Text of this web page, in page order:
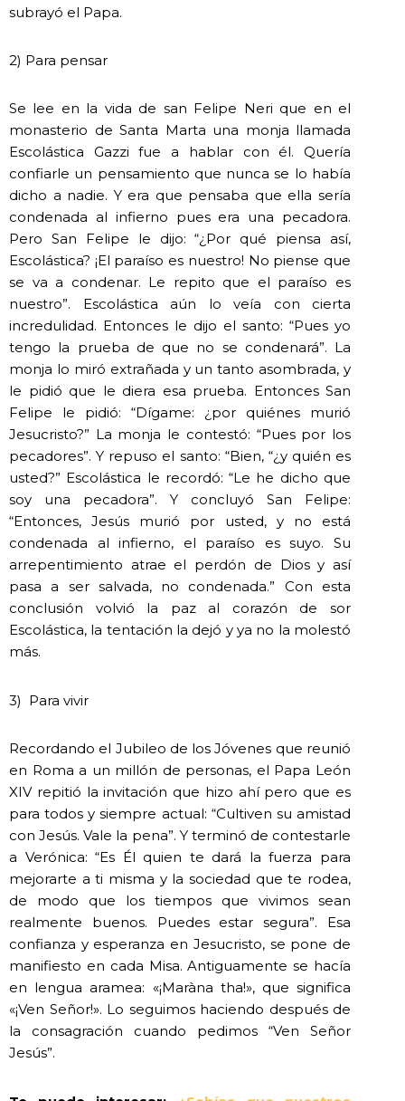
subrayó el Papa.
2) Para pensar
Se lee en la vida de san Felipe Neri que en el
monasterio de Santa Marta una monja llamada
Escolástica Gazzi fue a hablar con él. Quería
confiarle un pensamiento que nunca se lo había
dicho a nadie. Y era que pensaba que ella sería
condenada al infierno pues era una pecadora.
Pero San Felipe le dijo: “¿Por qué piensa así,
Escolástica? ¡El paraíso es nuestro! No piense que
se va a condenar. Le repito que el paraíso es
nuestro”. Escolástica aún lo veía con cierta
incredulidad. Entonces le dijo el santo: “Pues yo
tengo la prueba de que no se condenará”. La
monja lo miró extrañada y un tanto asombrada, y
le pidió que le diera esa prueba. Entonces San
Felipe le pidió: “Dígame: ¿por quiénes murió
Jesucristo?” La monja le contestó: “Pues por los
pecadores”. Y repuso el santo: “Bien, “¿y quién es
usted?” Escolástica le recordó: “Le he dicho que
soy una pecadora”. Y concluyó San Felipe:
“Entonces, Jesús murió por usted, y no está
condenada al infierno, el paraíso es suyo. Su
arrepentimiento atrae el perdón de Dios y así
pasa a ser salvada, no condenada.” Con esta
conclusión volvió la paz al corazón de sor
Escolástica, la tentación la dejó y ya no la molestó
más.
3) Para vivir
Recordando el Jubileo de los Jóvenes que reunió
en Roma a un millón de personas, el Papa León
XIV repitió la invitación que hizo ahí pero que es
para todos y siempre actual: “Cultiven su amistad
con Jesús. Vale la pena”. Y terminó de contestarle
a Verónica: “Es Él quien te dará la fuerza para
mejorarte a ti misma y la sociedad que te rodea,
de modo que los tiempos que vivimos sean
realmente buenos. Puedes estar segura”. Esa
confianza y esperanza en Jesucristo, se pone de
manifiesto en cada Misa. Antiguamente se hacía
en lengua aramea: «¡Maràna tha!», que significa
«¡Ven Señor!». Lo seguimos haciendo después de
la consagración cuando pedimos “Ven Señor
Jesús”.